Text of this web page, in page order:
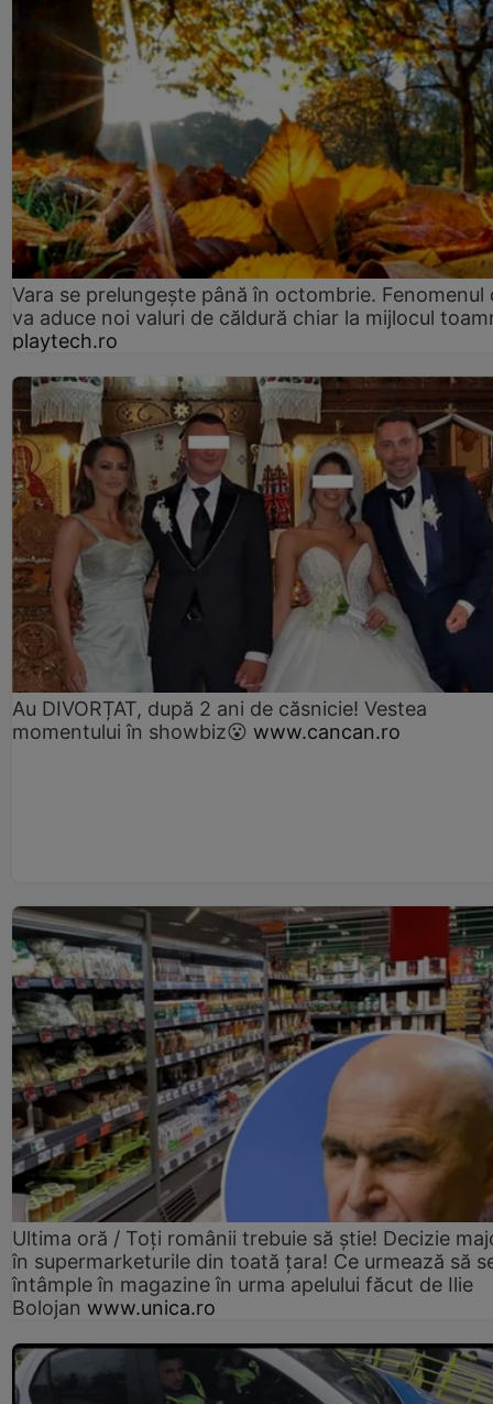
Vara se prelungeşte până în octombrie. Fenomenul
va aduce noi valuri de căldură chiar la mijlocul
playtech.ro
Au DIVORȚAT, după 2 ani de căsnicie! Vestea
momentului în showbiz😮 www.cancan.ro
Ultima oră / Toți românii trebuie să știe! Decizie
în supermarketurile din toată țara! Ce urmează să
întâmple în magazine în urma apelului făcut de Ilie
Bolojan www.unica.ro